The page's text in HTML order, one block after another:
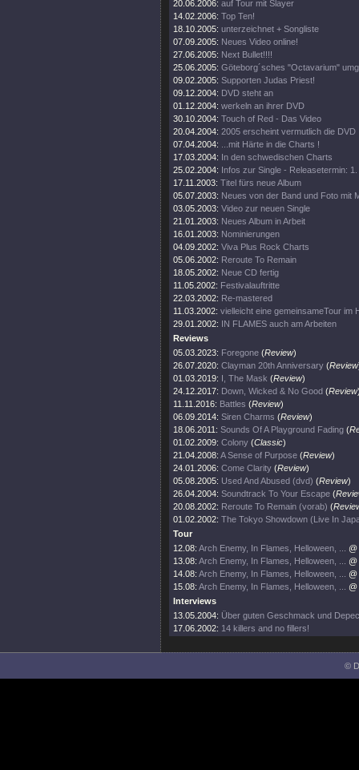
20.06.2006: auf Tour mit Slayer
14.02.2006: Top Ten!
18.10.2005: unterzeichnet + Songliste
07.09.2005: Neues Video online!
27.06.2005: Next Bullet!!!!
25.06.2005: Göteborg´sches "Octavarium"
09.02.2005: Supporten Judas Priest!
09.12.2004: DVD steht an
01.12.2004: werkeln an ihrer DVD
30.10.2004: Touch of Red - Das Video
20.04.2004: 2005 erscheint vermutlich die DVD
07.04.2004:
...mit Härte in die Charts !
17.03.2004: In den schwedischen Charts
25.02.2004: Infos zur Single - Releasetermin:
17.11.2003: Titel fürs neue Album
05.07.2003: Neues von der Band und Foto mit
03.05.2003: Video zur neuen Single
21.01.2003: Neues Album in Arbeit
16.01.2003: Nominierungen
04.09.2002: Viva Plus Rock Charts
05.06.2002: Reroute To Remain
18.05.2002: Neue CD fertig
11.05.2002: Festivalauftritte
22.03.2002: Re-mastered
11.03.2002: vielleicht eine gemeinsameTour im
29.01.2002: IN FLAMES auch am Arbeiten
Reviews
05.03.2023: Foregone (Review)
26.07.2020: Clayman 20th Anniversary (Review
01.03.2019: I, The Mask (Review)
24.12.2017: Down, Wicked & No Good (Review
11.11.2016: Battles (Review)
06.09.2014: Siren Charms (Review)
18.06.2011: Sounds Of A Playground Fading (
01.02.2009: Colony (Classic)
21.04.2008: A Sense of Purpose (Review)
24.01.2006: Come Clarity (Review)
05.08.2005: Used And Abused (dvd) (Review)
26.04.2004: Soundtrack To Your Escape (
20.08.2002: Reroute To Remain (vorab) (
01.02.2002: The Tokyo Showdown (Live In
Tour
12.08: Arch Enemy, In Flames, Helloween, ...
13.08: Arch Enemy, In Flames, Helloween, ...
14.08: Arch Enemy, In Flames, Helloween, ...
15.08: Arch Enemy, In Flames, Helloween, ...
Interviews
13.05.2004: Über guten Geschmack und
17.06.2002: 14 killers and no fillers!
©